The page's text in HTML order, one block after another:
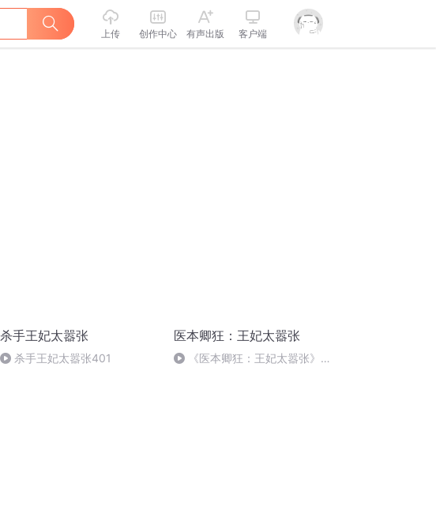
上传 创作中心 有声出版 客户端
杀手王妃太嚣张
杀手王妃太嚣张401
医本卿狂：王妃太嚣张
《医本卿狂：王妃太嚣张》